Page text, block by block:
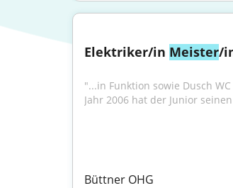
Elektriker/in Meister/
"...in Funktion sowie Dusch
Jahr 2006 hat der Junior seinen
Büttner OHG